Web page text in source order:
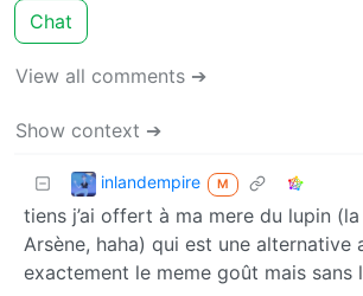
Chat
View all comments ➔
Show context ➔
inlandempire M
tiens j’ai offert à ma mere du lupin (la
Arsène, haha) qui est une alternative
exactement le meme goût mais sans